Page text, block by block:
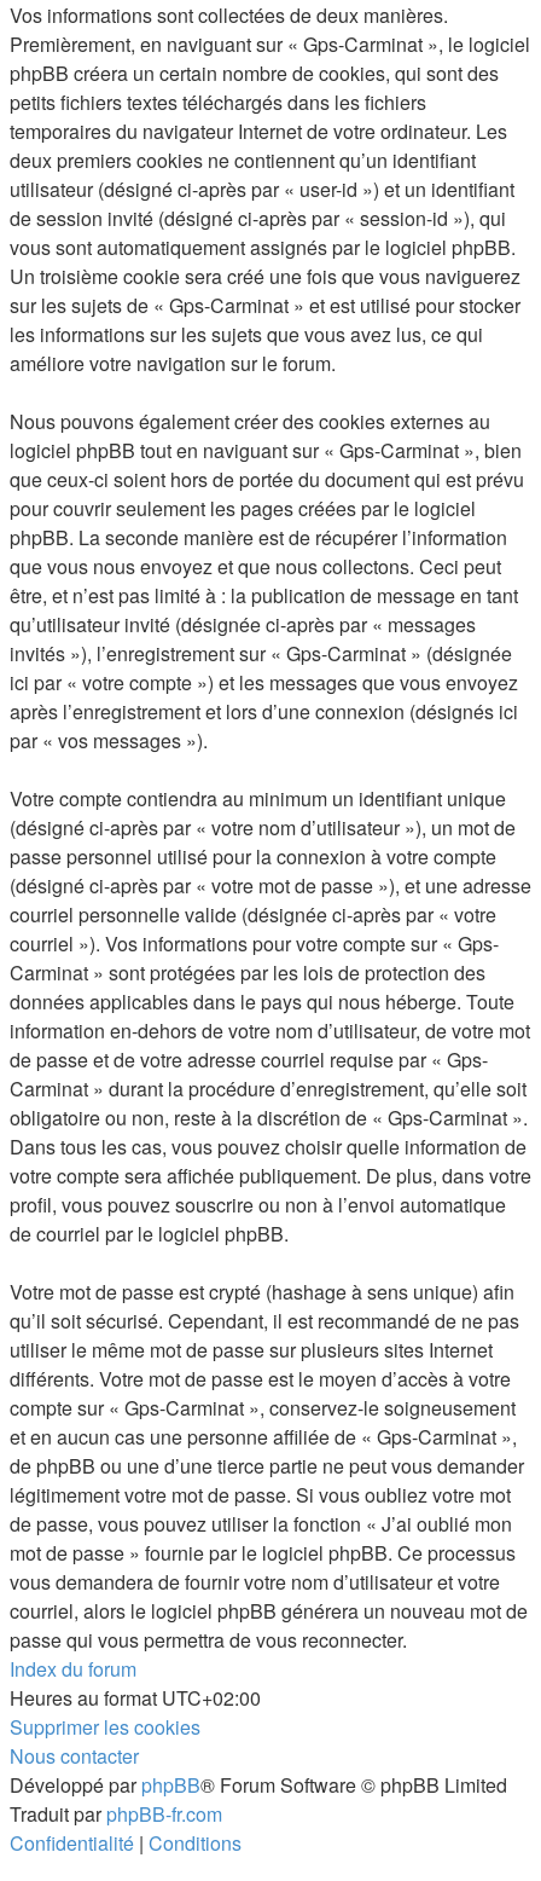
Vos informations sont collectées de deux manières.
Premièrement, en naviguant sur « Gps-Carminat », le logiciel
phpBB créera un certain nombre de cookies, qui sont des
petits fichiers textes téléchargés dans les fichiers
temporaires du navigateur Internet de votre ordinateur. Les
deux premiers cookies ne contiennent qu’un identifiant
utilisateur (désigné ci-après par « user-id ») et un identifiant
de session invité (désigné ci-après par « session-id »), qui
vous sont automatiquement assignés par le logiciel phpBB.
Un troisième cookie sera créé une fois que vous naviguerez
sur les sujets de « Gps-Carminat » et est utilisé pour stocker
les informations sur les sujets que vous avez lus, ce qui
améliore votre navigation sur le forum.
Nous pouvons également créer des cookies externes au
logiciel phpBB tout en naviguant sur « Gps-Carminat », bien
que ceux-ci soient hors de portée du document qui est prévu
pour couvrir seulement les pages créées par le logiciel
phpBB. La seconde manière est de récupérer l’information
que vous nous envoyez et que nous collectons. Ceci peut
être, et n’est pas limité à : la publication de message en tant
qu’utilisateur invité (désignée ci-après par « messages
invités »), l’enregistrement sur « Gps-Carminat » (désignée
ici par « votre compte ») et les messages que vous envoyez
après l’enregistrement et lors d’une connexion (désignés ici
par « vos messages »).
Votre compte contiendra au minimum un identifiant unique
(désigné ci-après par « votre nom d’utilisateur »), un mot de
passe personnel utilisé pour la connexion à votre compte
(désigné ci-après par « votre mot de passe »), et une adresse
courriel personnelle valide (désignée ci-après par « votre
courriel »). Vos informations pour votre compte sur « Gps-
Carminat » sont protégées par les lois de protection des
données applicables dans le pays qui nous héberge. Toute
information en-dehors de votre nom d’utilisateur, de votre mot
de passe et de votre adresse courriel requise par « Gps-
Carminat » durant la procédure d’enregistrement, qu’elle soit
obligatoire ou non, reste à la discrétion de « Gps-Carminat ».
Dans tous les cas, vous pouvez choisir quelle information de
votre compte sera affichée publiquement. De plus, dans votre
profil, vous pouvez souscrire ou non à l’envoi automatique
de courriel par le logiciel phpBB.
Votre mot de passe est crypté (hashage à sens unique) afin
qu’il soit sécurisé. Cependant, il est recommandé de ne pas
utiliser le même mot de passe sur plusieurs sites Internet
différents. Votre mot de passe est le moyen d’accès à votre
compte sur « Gps-Carminat », conservez-le soigneusement
et en aucun cas une personne affiliée de « Gps-Carminat »,
de phpBB ou une d’une tierce partie ne peut vous demander
légitimement votre mot de passe. Si vous oubliez votre mot
de passe, vous pouvez utiliser la fonction « J’ai oublié mon
mot de passe » fournie par le logiciel phpBB. Ce processus
vous demandera de fournir votre nom d’utilisateur et votre
courriel, alors le logiciel phpBB générera un nouveau mot de
passe qui vous permettra de vous reconnecter.
Index du forum
Heures au format UTC+02:00
Supprimer les cookies
Nous contacter
Développé parphpBB® Forum Software © phpBB Limited
Traduit parphpBB-fr.com
Confidentialité | Conditions